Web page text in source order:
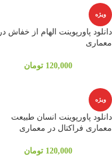
ویژه
دانلود پاورپوینت الهام از خفاش در
معماری
120,000 تومان
ویژه
دانلود پاورپوینت انسان طبیعت
معماری فراکتال در معماری
120,000 تومان